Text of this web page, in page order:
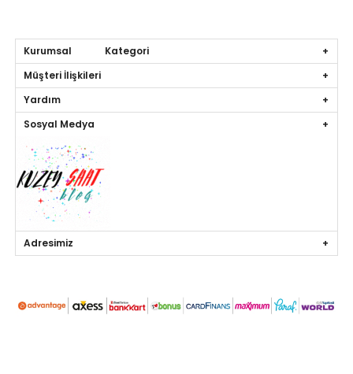
Kurumsal Kategori
Müşteri İlişkileri
Yardım
Sosyal Medya
Adresimiz